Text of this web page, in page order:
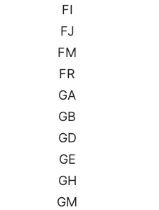
FI
FJ
FM
FR
GA
GB
GD
GE
GH
GM